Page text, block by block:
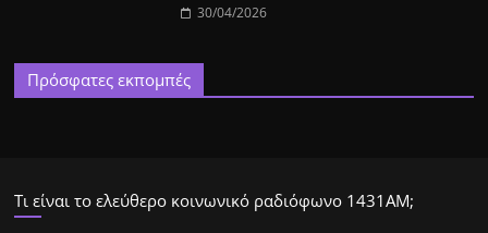
30/04/2026
Πρόσφατες εκπομπές
Τι είναι το ελεύθερο κοινωνικό ραδιόφωνο 1431ΑΜ;